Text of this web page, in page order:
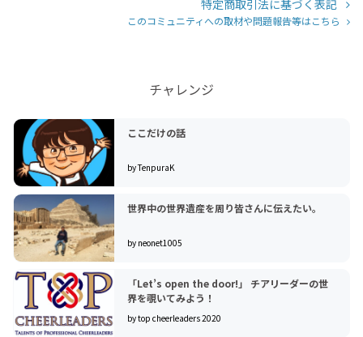
特定商取引法に基づく表記
このコミュニティへの取材や問題報告等はこちら
チャレンジ
ここだけの話
by TenpuraK
世界中の世界遺産を周り皆さんに伝えたい。
by neonet1005
「Let’s open the door!」 チアリーダーの世
界を覗いてみよう！
by top cheerleaders 2020